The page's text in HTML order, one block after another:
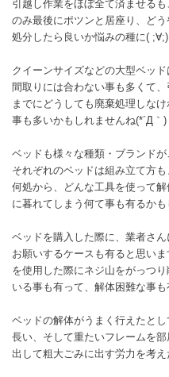
引越し作業をほぼ全て済ませる
のみ最後にポツンと居座り、ど
処分したら良いか悩みの種に( ;∀;)
クイーンサイズなどの大型ベッ
間取りには合わない事も多くて
までにどうしても廃棄処理しな
事も多いかもしれませんね(*´Д｀)
ベッドも様々な種類・ブランドが
それぞれのベッドは組み立て方
何処から、どんな工具を使って
に暮れてしまう何て事も有るか
ベッドを購入した際に、業者さ
お願いするケースも有ると思い
を使用した際にネジ山をがっつ
いる事も有って、解体困難な事
ベッドの解体がうまく行えたと
長い、そして重たいフレームを
出して粗大ごみに出す労力を考え